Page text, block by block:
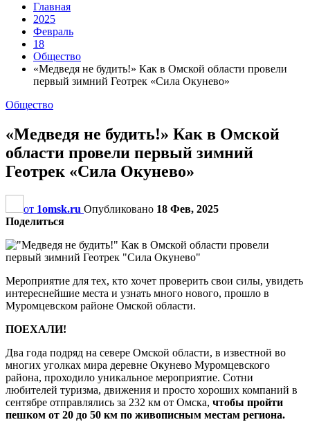
Главная
2025
Февраль
18
Общество
«Медведя не будить!» Как в Омской области провели
первый зимний Геотрек «Сила Окунево»
Общество
«Медведя не будить!» Как в Омской
области провели первый зимний
Геотрек «Сила Окунево»
от 1omsk.ru Опубликовано 18 Фев, 2025
Поделиться
Мероприятие для тех, кто хочет проверить свои силы, увидеть
интереснейшие места и узнать много нового, прошло в
Муромцевском районе Омской области.
ПОЕХАЛИ!
Два года подряд на севере Омской области, в известной во
многих уголках мира деревне Окунево Муромцевского
района, проходило уникальное мероприятие. Сотни
любителей туризма, движения и просто хороших компаний в
сентябре отправлялись за 232 км от Омска, чтобы пройти
пешком от 20 до 50 км по живописным местам региона.